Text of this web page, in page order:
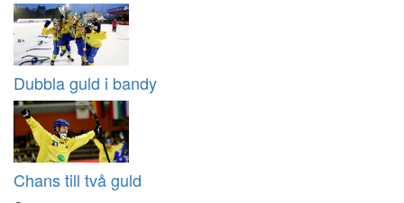
Dubbla guld i bandy
Chans till två guld